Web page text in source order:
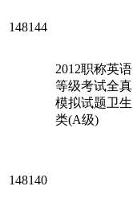
148144
2012职称英语
等级考试全真
模拟试题卫生
类(A级)
148140